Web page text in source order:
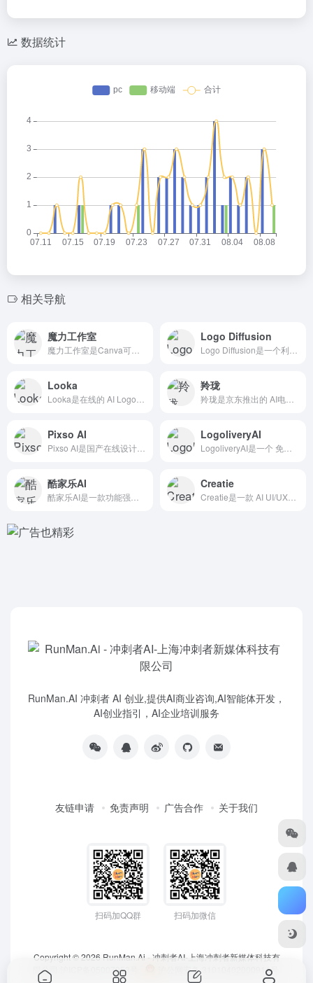
数据统计
相关导航
魔力工作室 Logo Diffusion
Looka 羚珑
Pixso AI LogoliveryAI
酷家乐AI Creatie
RunMan.AI 冲刺者 AI 创业,提供AI商业咨询,AI智能体开发，
AI创业指引，AI企业培训服务
友链申请 免责声明 广告合作 关于我们
扫码加QQ群 扫码加微信
Copyright © 2026 RunMan.Ai - 冲刺者AI-上海冲刺者新媒体科技有
限公司
沪ICP备05007953号 沪公网安备 31010402000911号